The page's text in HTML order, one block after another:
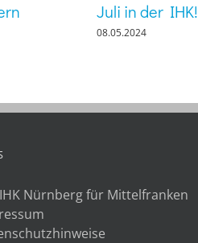
Juli in der IHK!
08.05.2024
Nürnberg für Mittelfranken